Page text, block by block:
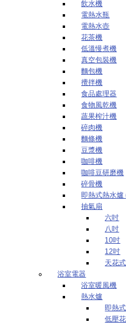
飲水機
電熱水瓶
電熱水壺
花茶機
低溫慢煮機
真空包裝機
麵包機
攪拌機
食品處理器
食物風乾機
蔬果榨汁機
碎肉機
麵條機
豆漿機
咖啡機
咖啡豆研磨機
碎骨機
即熱式熱水爐
抽氣扇
六吋
八吋
10吋
12吋
天花式
浴室電器
浴室暖風機
熱水爐
即熱式
低壓